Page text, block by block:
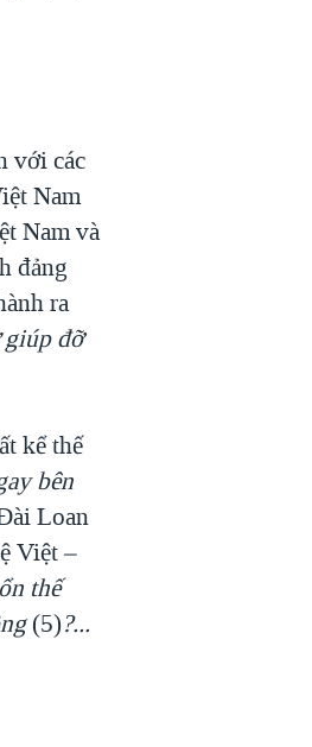
với các
Nam
Nam và
đảng
ra
giúp đỡ
kể thế
bên
Loan
Việt –
thế
(5)?...